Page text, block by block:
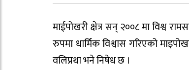
माईपोखरी क्षेत्र सन् २००८ मा विश्व
रुपमा धार्मिक विश्वास गरिएको
वलिप्रथा भने निषेध छ ।